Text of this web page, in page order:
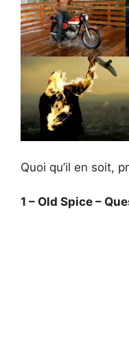
Quoi qu’il en soit,
1 – Old Spice –